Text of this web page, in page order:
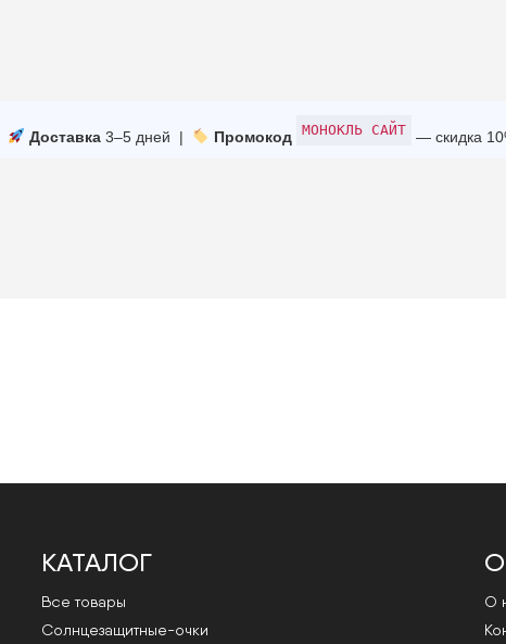
Доставка3–5 дней | Промокод МОНОКЛЬ САЙТ — скидка
КАТАЛОГ
Все товары
Cолнцезащитные-очки
О